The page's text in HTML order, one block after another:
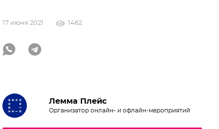
17 июня 2021 1462
Лемма Плейс
Организатор онлайн- и офлайн-мероприятий